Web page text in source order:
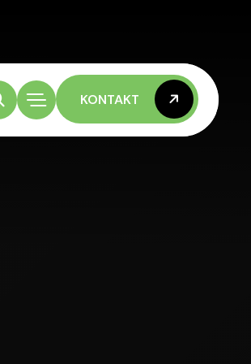
KONTAKT
KONTAKT